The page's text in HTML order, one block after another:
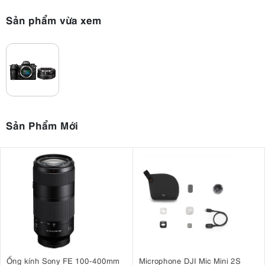
nên lý tưởng cho nhiếp ảnh động.
3.3. Video chất lượng điện ảnh chuyên nghiệp
Nikon Z6 III là lựa chọn tuyệt vời cho các nhà quay phim, cung cấp
Sản phẩm vừa xem
Sản Phẩm Mới
Ống kính Sony FE 100-400mm
Microphone DJI Mic Mini 2S